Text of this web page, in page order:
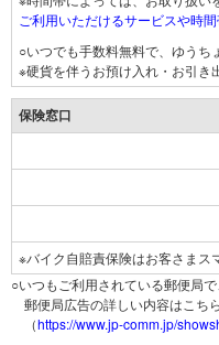
ご利用いただけるサービスや時
○いつでも手数料無料で、ゆうち
※硬貨を伴うお預け入れ・お引き
保険窓口
※バイク自賠責保険はお客さまス
○いつもご利用されている郵便局
郵便局広告の詳しい内容はこち
（https://www.jp-comm.jp/